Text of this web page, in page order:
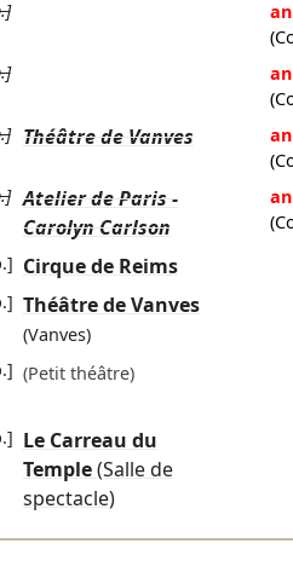
Théâtre de Vanves
Atelier de Paris -
Carolyn Carlson
Cirque de Reims
Théâtre de Vanves
(Vanves)
(Petit théâtre)
Le Carreau du
Temple(Salle de
spectacle)